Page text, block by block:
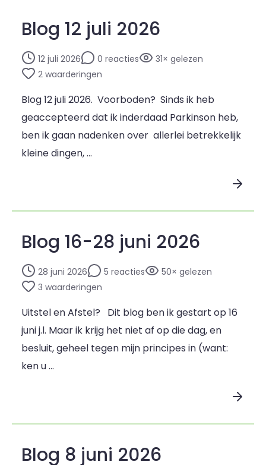
Blog 12 juli 2026
12 juli 2026 0 reacties
31× gelezen
2 waarderingen
Blog 12 juli 2026. Voorboden? Sinds ik heb
geaccepteerd dat ik inderdaad Parkinson heb,
ben ik gaan nadenken over allerlei betrekkelijk
kleine dingen, …
Blog 16-28 juni 2026
28 juni 2026 5 reacties
50× gelezen
3 waarderingen
Uitstel en Afstel? Dit blog ben ik gestart op 16
juni j.l. Maar ik krijg het niet af op die dag, en
besluit, geheel tegen mijn principes in (want:
ken u …
Blog 8 juni 2026